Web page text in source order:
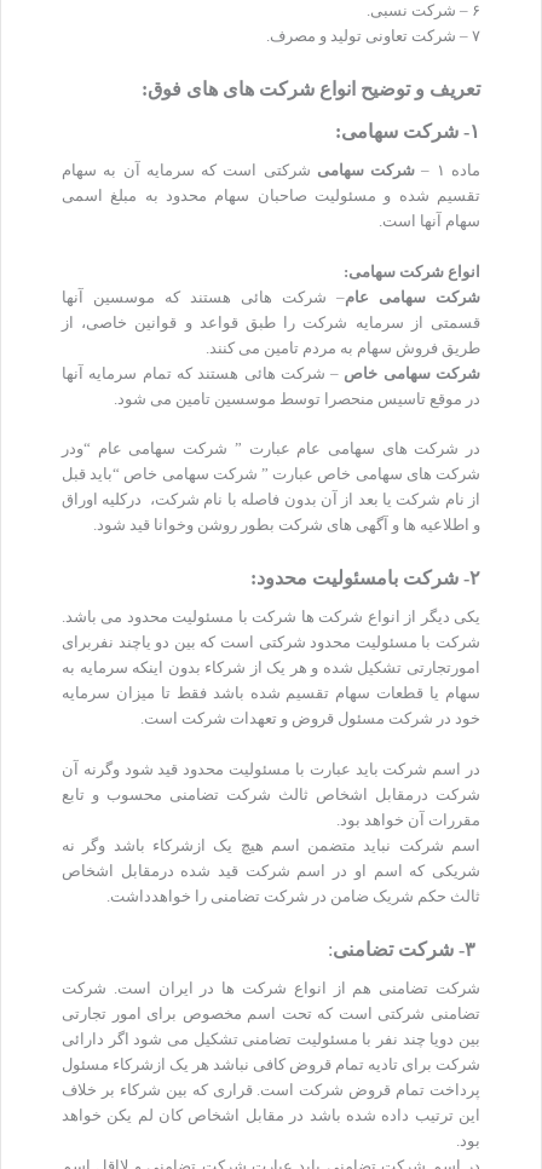
۶ – شرکت نسبی.
۷ – شرکت تعاونی تولید و مصرف.
تعریف و توضیح انواع شرکت های های فوق:
۱- شرکت سهامی:
ماده ۱ – شرکت سهامی شرکتی است که سرمایه آن به سهام
تقسیم شده و مسئولیت صاحبان سهام محدود به مبلغ اسمی
سهام آنها است.
انواع شرکت سهامی:
شرکت سهامی عام– شرکت هائی هستند که موسسین آنها
قسمتی از سرمایه شرکت را طبق قواعد و قوانین خاصی، از
طریق فروش سهام به مردم تامین می کنند.
شرکت سهامی خاص – شرکت هائی هستند که تمام سرمایه آنها
در موقع تاسیس منحصرا توسط موسسین تامین می شود.
در شرکت های سهامی عام عبارت ” شرکت سهامی عام “ودر
شرکت های سهامی خاص عبارت ” شرکت سهامی خاص “باید قبل
از نام شرکت یا بعد از آن بدون فاصله با نام شرکت، درکلیه اوراق
و اطلاعیه ها و آگهی های شرکت بطور روشن وخوانا قید شود.
۲- شرکت بامسئولیت محدود:
یکی دیگر از انواع شرکت ها شرکت با مسئولیت محدود می باشد.
شرکت با مسئولیت محدود شرکتی است که بین دو یاچند نفربرای
امورتجارتی تشکیل شده و هر یک از شرکاء بدون اینکه سرمایه به
سهام یا قطعات سهام تقسیم شده باشد فقط تا میزان سرمایه
خود در شرکت مسئول قروض و تعهدات شرکت است.
در اسم شرکت باید عبارت با مسئولیت محدود قید شود وگرنه آن
شرکت درمقابل اشخاص ثالث شرکت تضامنی محسوب و تابع
مقررات آن خواهد بود.
اسم شرکت نباید متضمن اسم هیچ یک ازشرکاء باشد وگر نه
شریکی که اسم او در اسم شرکت قید شده درمقابل اشخاص
ثالث حکم شریک ضامن در شرکت تضامنی را خواهدداشت.
:
شرکت تضامنی هم از انواع شرکت ها در ایران است. شرکت
تضامنی شرکتی است که تحت اسم مخصوص برای امور تجارتی
بین دویا چند نفر با مسئولیت تضامنی تشکیل می شود اگر دارائی
شرکت برای تادیه تمام قروض کافی نباشد هر یک ازشرکاء مسئول
پرداخت تمام قروض شرکت است. قراری که بین شرکاء بر خلاف
این ترتیب داده شده باشد در مقابل اشخاص کان لم یکن خواهد
بود.